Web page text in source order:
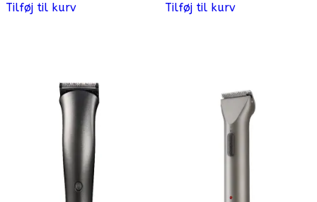
Tilføj til kurv Tilføj til kurv